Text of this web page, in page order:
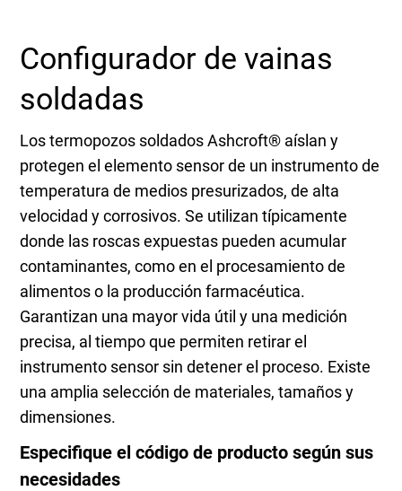
Póngase en contacto
Solicitar cotización
Configurador de vainas
soldadas
Los termopozos soldados Ashcroft® aíslan y
protegen el elemento sensor de un instrumento de
temperatura de medios presurizados, de alta
velocidad y corrosivos. Se utilizan típicamente
donde las roscas expuestas pueden acumular
contaminantes, como en el procesamiento de
alimentos o la producción farmacéutica.
Garantizan una mayor vida útil y una medición
precisa, al tiempo que permiten retirar el
instrumento sensor sin detener el proceso. Existe
una amplia selección de materiales, tamaños y
dimensiones.
Especifique el código de producto según sus
necesidades